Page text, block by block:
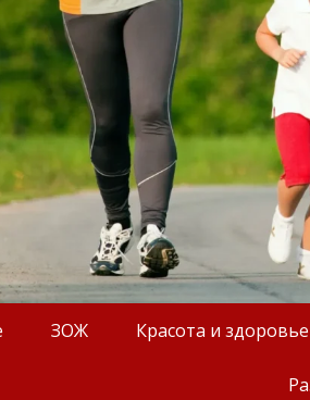
ЗОЖ Красота и здоровье